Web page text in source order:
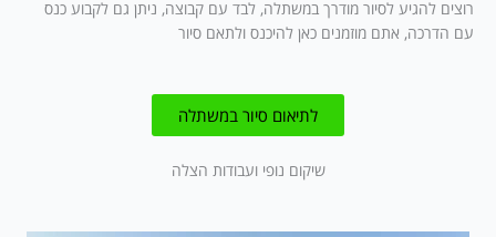
רוצים להגיע לסיור מודרך במשתלה, לבד עם קבוצה, ניתן גם לקבוע כנס
עם הדרכה, אתם מוזמנים כאן להיכנס ולתאם סיור
לתיאום סיור במשתלה
שיקום נופי ועבודות הצלה